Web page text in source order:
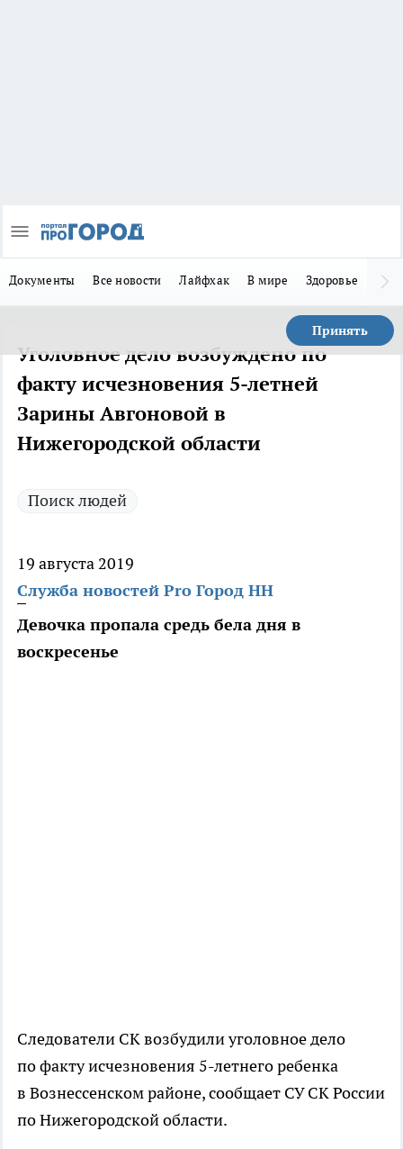
Документы Все новости Лайфхак В мире Здоровье
Принять
Уголовное дело возбуждено по
факту исчезновения 5-летней
Зарины Авгоновой в
Нижегородской области
Поиск людей
19 августа 2019
Служба новостей Pro Город НН
Девочка пропала средь бела дня в
воскресенье
Следователи СК возбудили уголовное дело
по факту исчезновения 5-летнего ребенка
в Вознессенском районе, сообщает СУ СК России
по Нижегородской области.